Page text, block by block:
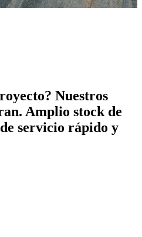
Nuestros
Amplio stock de
servicio rápido y